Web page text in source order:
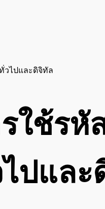
วไปและดิจิทัล
ใช้รหั
ปและ